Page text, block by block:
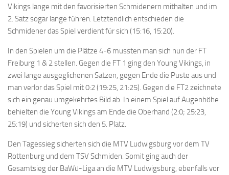
Vikings lange mit den favorisierten Schmidenern mithalten und im
2. Satz sogar lange führen. Letztendlich entschieden die
Schmidener das Spiel verdient für sich (15:16, 15:20).
In den Spielen um die Plätze 4-6 mussten man sich nun der FT
Freiburg 1 & 2 stellen. Gegen die FT 1 ging den Young Vikings, in
zwei lange ausgeglichenen Sätzen, gegen Ende die Puste aus und
man verlor das Spiel mit 0:2 (19:25, 21:25). Gegen die FT2 zeichnete
sich ein genau umgekehrtes Bild ab. In einem Spiel auf Augenhöhe
behielten die Young Vikings am Ende die Oberhand (2:0; 25:23,
25:19) und sicherten sich den 5. Platz.
Den Tagessieg sicherten sich die MTV Ludwigsburg vor dem TV
Rottenburg und dem TSV Schmiden. Somit ging auch der
Gesamtsieg der BaWü-Liga an die MTV Ludwigsburg, ebenfalls vor